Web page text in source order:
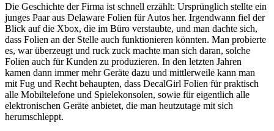
Die Geschichte der Firma ist schnell erzählt: Ursprünglich stellte ein
junges Paar aus Delaware Folien für Autos her. Irgendwann fiel der
Blick auf die Xbox, die im Büro verstaubte, und man dachte sich,
dass Folien an der Stelle auch funktionieren könnten. Man probierte
es, war überzeugt und ruck zuck machte man sich daran, solche
Folien auch für Kunden zu produzieren. In den letzten Jahren
kamen dann immer mehr Geräte dazu und mittlerweile kann man
mit Fug und Recht behaupten, dass DecalGirl Folien für praktisch
alle Mobiltelefone und Spielekonsolen, sowie für eigentlich alle
elektronischen Geräte anbietet, die man heutzutage mit sich
herumschleppt.